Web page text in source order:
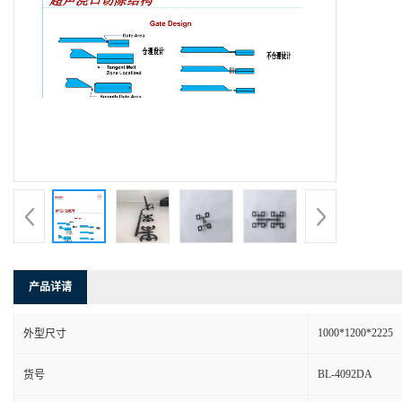
产品详请
外型尺寸 1000*1200*2225
货号 BL-4092DA